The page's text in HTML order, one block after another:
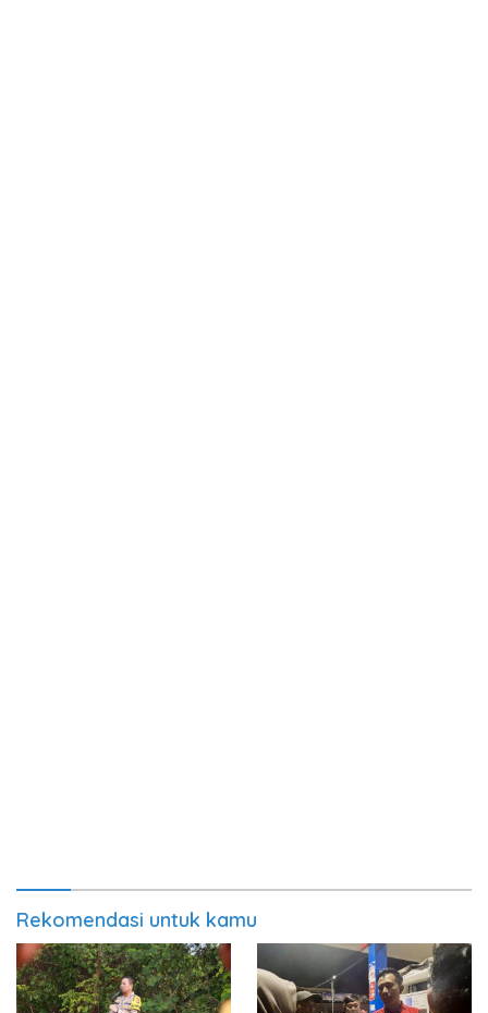
Rekomendasi untuk kamu